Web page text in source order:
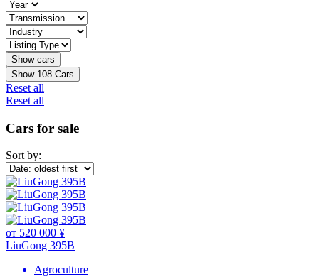
Show 108 Cars
Reset all
Reset all
Cars for sale
Sort by:
от 520 000 ¥
LiuGong 395B
Agroculture